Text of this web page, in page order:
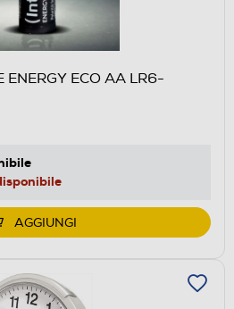
ENERGY ECO AA LR6-
AGGIUNGI